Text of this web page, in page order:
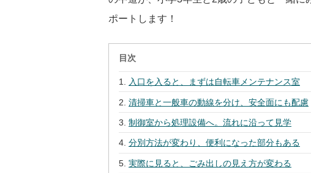
ポートします！
目次
入口を入ると、まずは自転車メンテナンス室
清掃車と一般車の動線を分け、安全面にも配慮
制御室から処理設備へ。流れに沿って見学
分別方法が変わり、便利になった部分もある
実際に見ると、ごみ出しの見え方が変わる